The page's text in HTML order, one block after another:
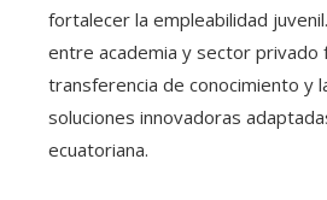
fortalecer la empleabilidad
entre academia y sector privado
transferencia de conocimiento y
soluciones innovadoras
ecuatoriana.